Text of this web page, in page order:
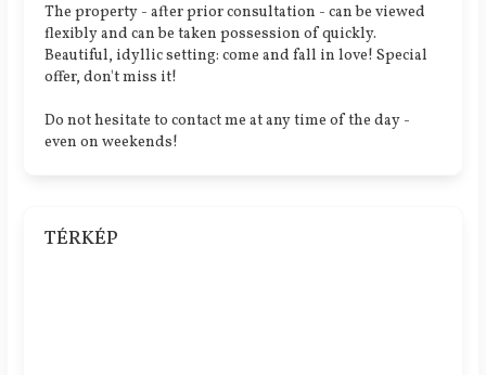
The property - after prior consultation - can be viewed
flexibly and can be taken possession of quickly.
Beautiful, idyllic setting: come and fall in love! Special
offer, don't miss it!
Do not hesitate to contact me at any time of the day -
even on weekends!
TÉRKÉP